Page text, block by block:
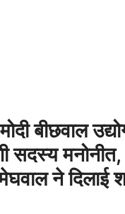
बीछवाल
सदस्य
ने दिलाई